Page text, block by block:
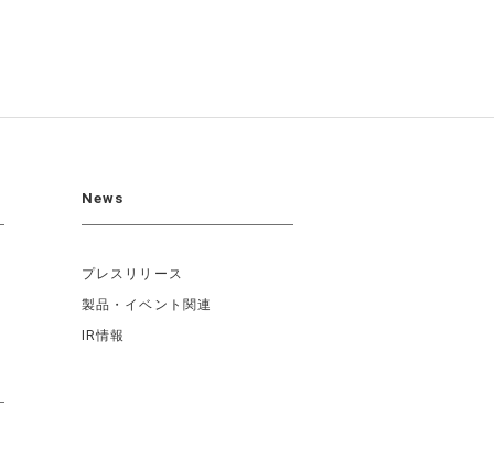
News
プレスリリース
製品・イベント関連
IR情報